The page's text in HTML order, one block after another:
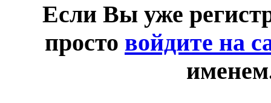
Если Вы уже
просто войдите на